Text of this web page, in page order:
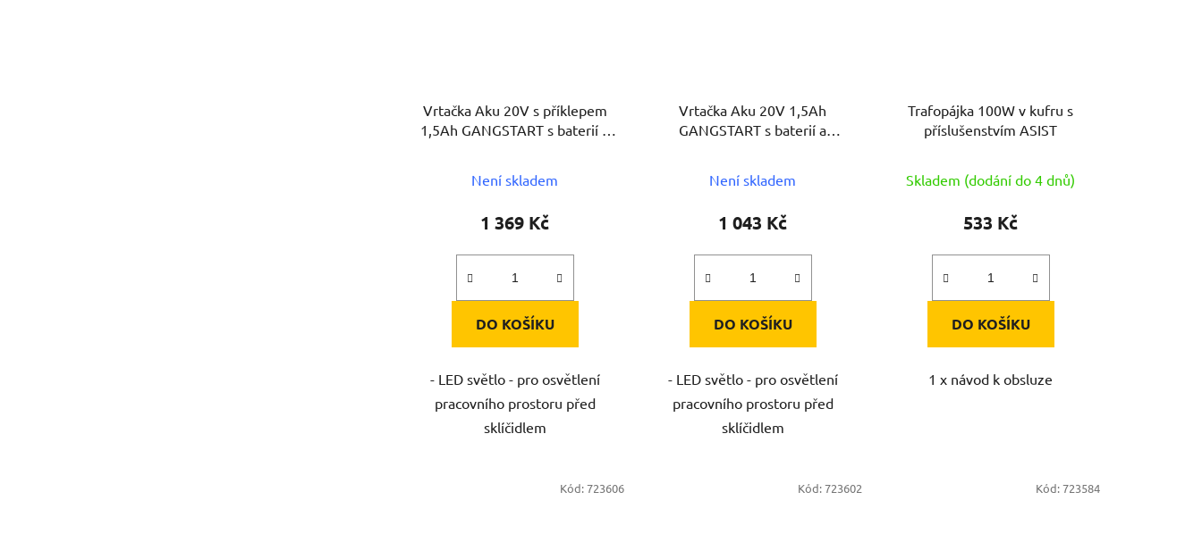
Vrtačka Aku 20V s příklepem
1,5Ah GANGSTART s baterií a
Není skladem
1 369 Kč
DO KOŠÍKU
- LED světlo - pro osvětlení
pracovního prostoru před
sklíčidlem
Vrtačka Aku 20V 1,5Ah
GANGSTART s baterií a
Není skladem
1 043 Kč
DO KOŠÍKU
- LED světlo - pro osvětlení
pracovního prostoru před
sklíčidlem
Trafopájka 100W v kufru s
příslušenstvím ASIST
Skladem (dodání do 4 dnů)
533 Kč
DO KOŠÍKU
1 x návod k obsluze
Kód:723606 Kód:723602 Kód:723584